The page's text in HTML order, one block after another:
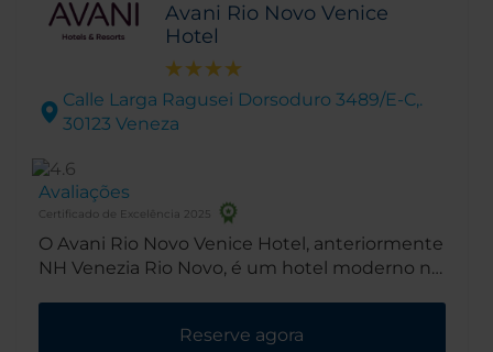
Avani Rio Novo Venice
Hotel
Calle Larga Ragusei Dorsoduro 3489/E-C,.
30123 Veneza
Avaliações
Certificado de Excelência 2025
O Avani Rio Novo Venice Hotel, anteriormente
NH Venezia Rio Novo, é um hotel moderno no
pejada de restaurantes, lojas,
Reserve agora